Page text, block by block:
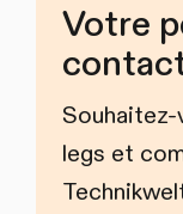
Votre
Souhaitez-
legs et